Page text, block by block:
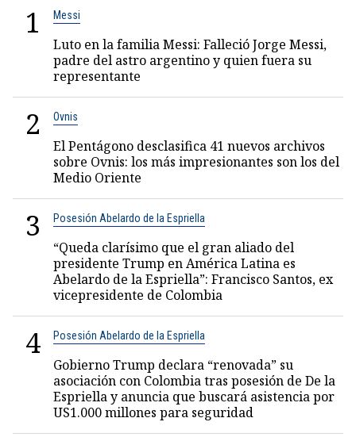
1 Messi
Luto en la familia Messi: Falleció Jorge Messi,
padre del astro argentino y quien fuera su
representante
2 Ovnis
El Pentágono desclasifica 41 nuevos archivos
sobre Ovnis: los más impresionantes son los del
Medio Oriente
3 Posesión Abelardo de la Espriella
“Queda clarísimo que el gran aliado del
presidente Trump en América Latina es
Abelardo de la Espriella”: Francisco Santos, ex
vicepresidente de Colombia
4 Posesión Abelardo de la Espriella
Gobierno Trump declara “renovada” su
asociación con Colombia tras posesión de De la
Espriella y anuncia que buscará asistencia por
US1.000 millones para seguridad